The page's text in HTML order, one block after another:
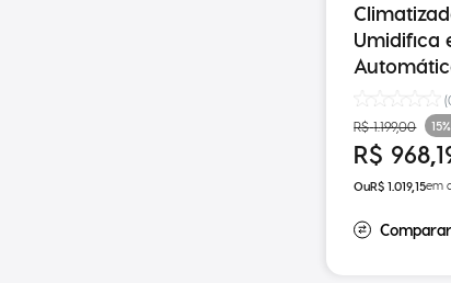
Umidifica
(
R$ 1.199,00 15%
R$ 968
R$ 1 .019,15em